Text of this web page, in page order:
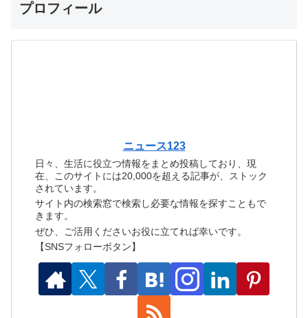
プロフィール
ニュース123
日々、生活に役立つ情報をまとめ投稿しており、現
在、このサイトには20,000を超える記事が、ストック
されています。
サイト内の検索窓で検索し必要な情報を探すこともで
きます。
ぜひ、ご活用くださいお役に立てれば幸いです。
【SNSフォローボタン】